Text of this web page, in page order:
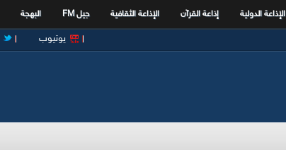
الإذاعة الدولية إذاعة القرآن الإذاعة الثقافية جيل FM البهجة
يوتيوب